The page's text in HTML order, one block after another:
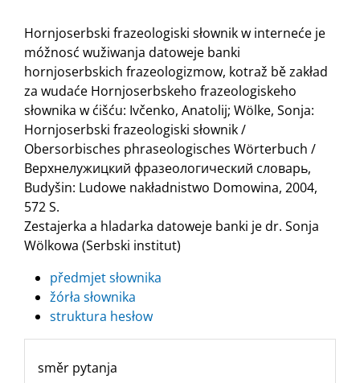
Hornjoserbski frazeologiski słownik w interneće je
móžnosć wužiwanja datoweje banki
hornjoserbskich frazeologizmow, kotraž bě zakład
za wudaće Hornjoserbskeho frazeologiskeho
słownika w ćišću: Ivčenko, Anatolij; Wölke, Sonja:
Hornjoserbski frazeologiski słownik /
Obersorbisches phraseologisches Wörterbuch /
Верхнелужицкий фразеологический словарь,
Budyšin: Ludowe nakładnistwo Domowina, 2004,
572 S.
Zestajerka a hladarka datoweje banki je dr. Sonja
Wölkowa (Serbski institut)
předmjet słownika
žórła słownika
struktura hesłow
směr pytanja